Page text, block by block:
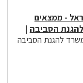
- ממצאים
הסביבה |
להגנת הסביבה